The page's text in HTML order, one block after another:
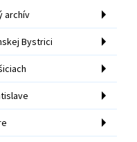
archív
Bystrici